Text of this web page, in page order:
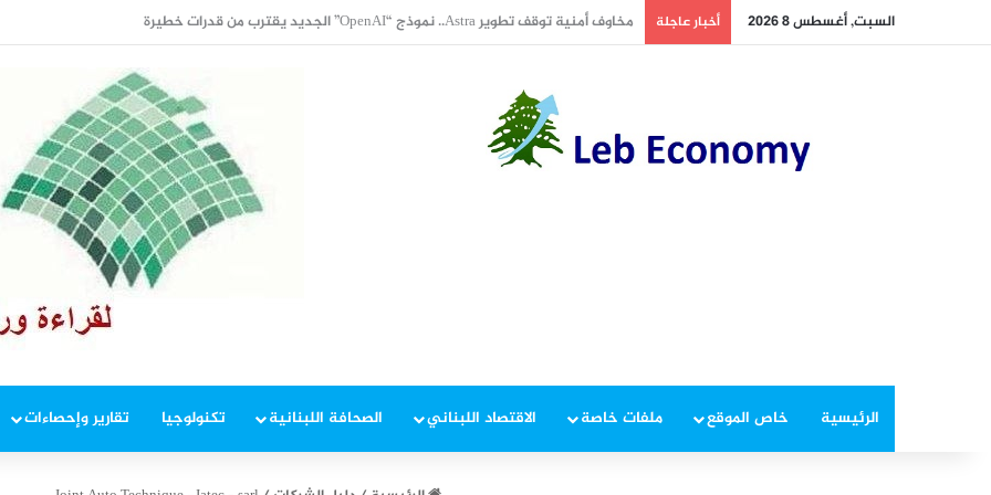
السبت, أغسطس 8 2026 أخبار عاجلة أسعار النفط تسجل خسارة متتالية للأسبوع الثاني.. وبرنت يتداول دون 84 دولاراً
الرئيسية خاص الموقع ملفات خاصة الاقتصاد اللبناني الصحافة اللبنانية تكنولوجيا تقارير وإحصاءات